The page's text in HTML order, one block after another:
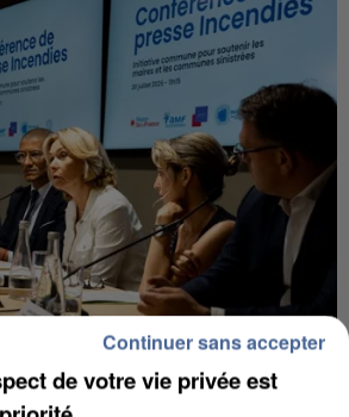
DE-FRANCE LANCE UN ÉLAN
de votre vie privée est
Continuer sans accepter